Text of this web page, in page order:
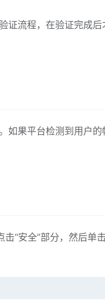
证流程，在验证完成后
如果平台检测到用户的
“安全”部分，然后单